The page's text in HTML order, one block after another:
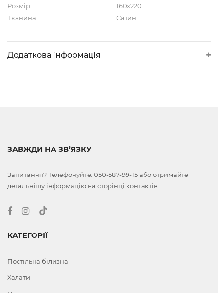
Розмір
160x220
Тканина
Сатин
Додаткова інформація
ЗАВЖДИ НА ЗВ’ЯЗКУ
Запитання? Телефонуйте: 050-587-99-15або отримайте
детальнішу інформацію на сторінці контактів
КАТЕГОРІЇ
Постільна білизна
Халати